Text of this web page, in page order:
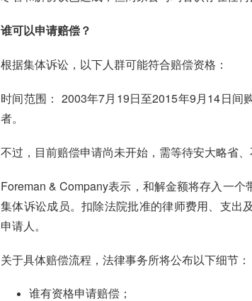
谁可以申请赔偿？
根据集体诉讼，以下人群可能符合赔偿资格：
时间范围： 2003年7月19日至2015年9月14日间
者。
不过，目前赔偿申请尚未开始，需等待安大略省
Foreman & Company表示，和解金额将存入一
集体诉讼成员。扣除法院批准的律师费用、支出
申请人。
关于具体赔偿流程，法律事务所将公布以下细节：
谁有资格申请赔偿；